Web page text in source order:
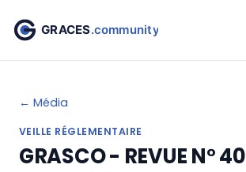
← Média
VEILLE RÉGLEMENTAIRE
GRASCO - REVUE N° 40